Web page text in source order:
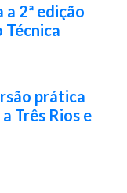
2ª edição
Técnica
prática
Três Rios e